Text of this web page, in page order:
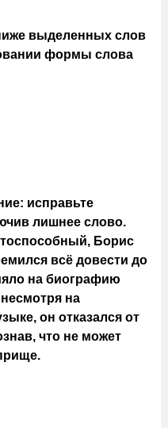
выделенных слов
формы слова
исправьте
лишнее слово.
Борис
всё довести до
на биографию
на
он отказался от
что не может